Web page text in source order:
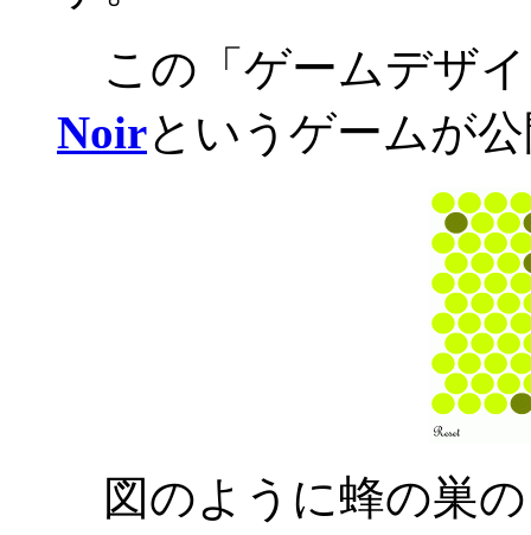
この「ゲームデザ
Noirというゲームが
図のように蜂の巣